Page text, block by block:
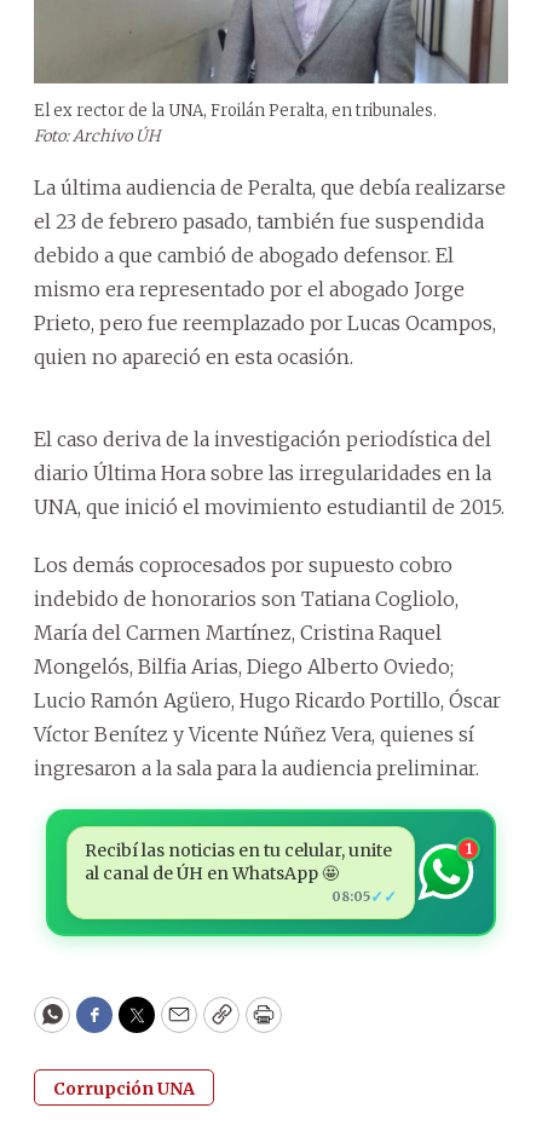
El ex rector de la UNA, Froilán Peralta, en tribunales.
Foto: Archivo ÚH
La última audiencia de Peralta, que debía realizarse
el 23 de febrero pasado, también fue suspendida
debido a que cambió de abogado defensor. El
mismo era representado por el abogado Jorge
Prieto, pero fue reemplazado por Lucas Ocampos,
quien no apareció en esta ocasión.
El caso deriva de la investigación periodística del
diario Última Hora sobre las irregularidades en la
UNA, que inició el movimiento estudiantil de 2015.
Los demás coprocesados por supuesto cobro
indebido de honorarios son Tatiana Cogliolo,
María del Carmen Martínez, Cristina Raquel
Mongelós, Bilfia Arias, Diego Alberto Oviedo;
Lucio Ramón Agüero, Hugo Ricardo Portillo, Óscar
Víctor Benítez y Vicente Núñez Vera, quienes sí
ingresaron a la sala para la audiencia preliminar.
Recibí las noticias en tu celular, unite
al canal de ÚH en WhatsApp 🤩
08:05✓✓
1
WhatsApp
Facebook
Twitter
EmailCopyPrint
Corrupción UNA